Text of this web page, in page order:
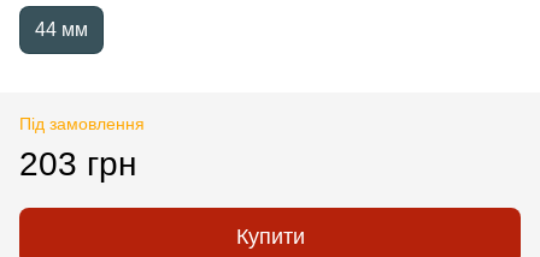
44 мм
Під замовлення
203 грн
Купити